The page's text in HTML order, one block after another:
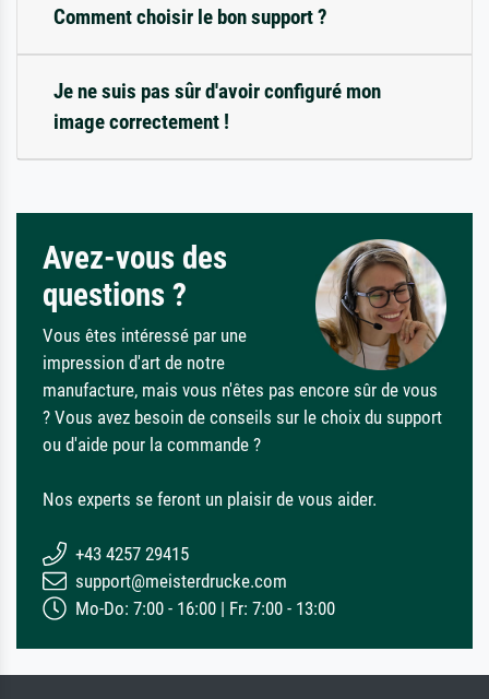
Comment choisir le bon support ?
Je ne suis pas sûr d'avoir configuré mon
image correctement !
Avez-vous des
questions ?
Vous êtes intéressé par une
impression d'art de notre
manufacture, mais vous n'êtes pas encore sûr de vous
? Vous avez besoin de conseils sur le choix du support
ou d'aide pour la commande ?
Nos experts se feront un plaisir de vous aider.
+43 4257 29415
support@meisterdrucke.com
Mo-Do: 7:00 - 16:00 | Fr: 7:00 - 13:00